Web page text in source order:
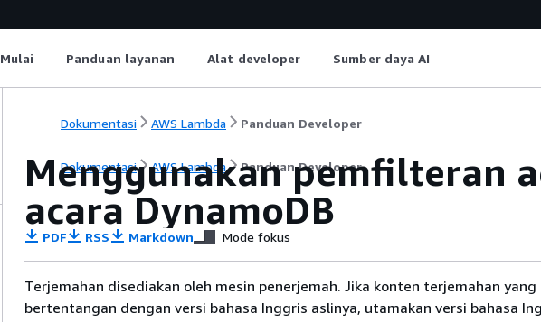
Mulai Panduan layanan Alat developer Sumber daya AI
Dokumentasi AWS Lambda Panduan Developer
Dokumentasi AWS Lambda Panduan Developer
Menggunakan pemfilteran
acara DynamoDB
PDF RSS Markdown Mode fokus
Terjemahan disediakan oleh mesin penerjemah. Jika konten terjemahan yang
bertentangan dengan versi bahasa Inggris aslinya, utamakan versi bahasa